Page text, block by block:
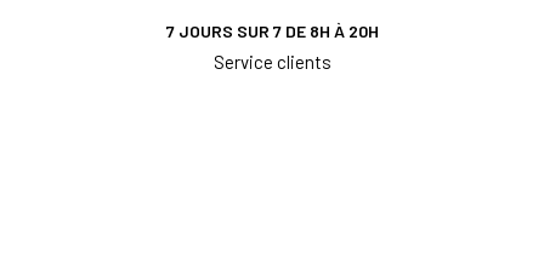
7 JOURS SUR 7 DE 8H À 20H
Service clients